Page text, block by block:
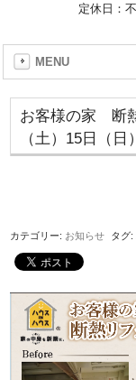
定休日：
MENU
お客様の家 断
（土）15日（日
カテゴリー: お知らせ タグ: